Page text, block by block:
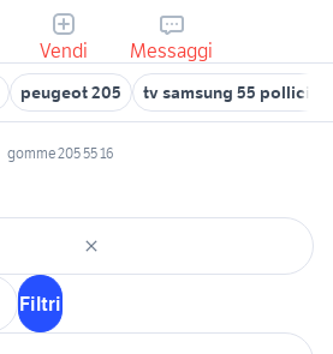
Vendi Messaggi
peugeot 205 tv samsung 55 pollici
gomme 205 55 16
Filtri